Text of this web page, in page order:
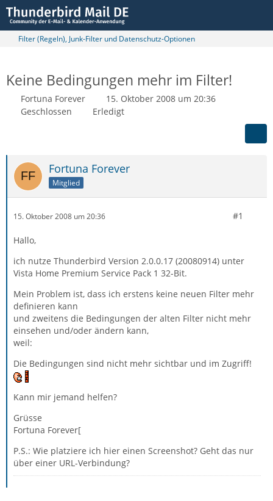
Filter (Regeln), Junk-Filter und Datenschutz-Optionen
Keine Bedingungen mehr im Filter!
Fortuna Forever
15. Oktober 2008 um 20:36
Geschlossen
Erledigt
Fortuna Forever
Mitglied
15. Oktober 2008 um 20:36 #1
Hallo,
ich nutze Thunderbird Version 2.0.0.17 (20080914) unter
Vista Home Premium Service Pack 1 32-Bit.
Mein Problem ist, dass ich erstens keine neuen Filter mehr
definieren kann
und zweitens die Bedingungen der alten Filter nicht mehr
einsehen und/oder ändern kann,
weil:
Die Bedingungen sind nicht mehr sichtbar und im Zugriff!
Kann mir jemand helfen?
Grüsse
Fortuna Forever[
P.S.: Wie platziere ich hier einen Screenshot? Geht das nur
über einer URL-Verbindung?